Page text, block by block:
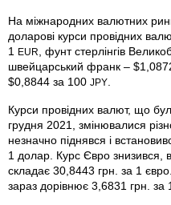
На міжнародних валютних
доларові курси провідних
1 EUR , фунт стерлінгів
швейцарський франк –
$0,8844 за 100 JPY
Курси провідних валют, що
грудня 2021, змінювалися
незначно піднявся і
1 долар. Курс Євро знизився,
складає 30,8443 грн. за 1
зараз дорівнює 3,6831 грн. за